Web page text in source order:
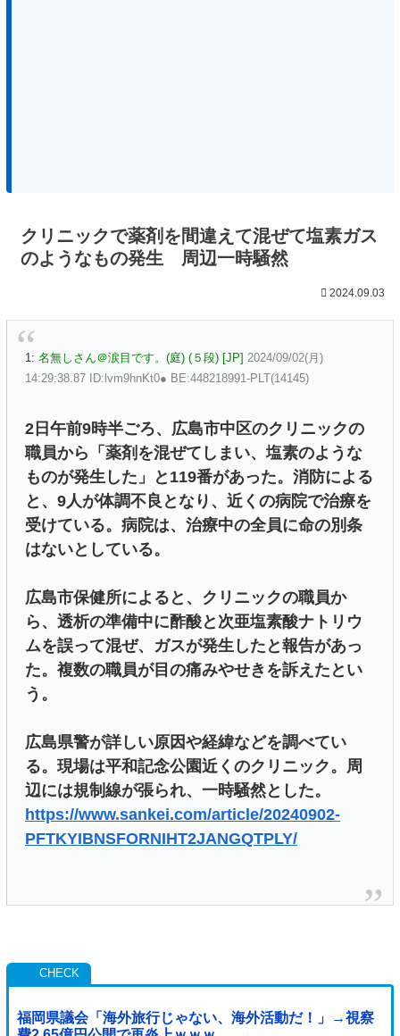
クリニックで薬剤を間違えて混ぜて塩素ガス
のようなもの発生 周辺一時騒然
2024.09.03
1: 名無しさん＠涙目です。(庭) (５段) [JP] 2024/09/02(月)
14:29:38.87 ID:lvm9hnKt0● BE:448218991-PLT(14145)
2日午前9時半ごろ、広島市中区のクリニックの
職員から「薬剤を混ぜてしまい、塩素のような
ものが発生した」と119番があった。消防による
と、9人が体調不良となり、近くの病院で治療を
受けている。病院は、治療中の全員に命の別条
はないとしている。
広島市保健所によると、クリニックの職員か
ら、透析の準備中に酢酸と次亜塩素酸ナトリウ
ムを誤って混ぜ、ガスが発生したと報告があっ
た。複数の職員が目の痛みやせきを訴えたとい
う。
広島県警が詳しい原因や経緯などを調べてい
る。現場は平和記念公園近くのクリニック。周
辺には規制線が張られ、一時騒然とした。
https://www.sankei.com/article/20240902-
PFTKYIBNSFORNIHT2JANGQTPLY/
福岡県議会「海外旅行じゃない、海外活動だ！」→視察